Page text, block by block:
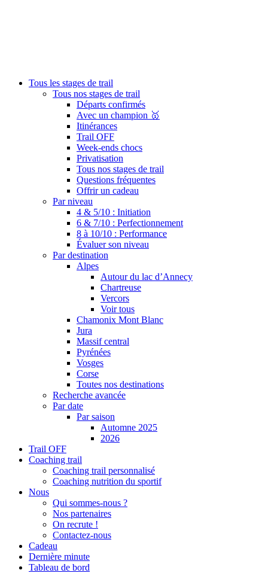
Tous les stages de trail
Tous nos stages de trail
Départs confirmés
Avec un champion 🥇
Itinérances
Trail OFF
Week-ends chocs
Privatisation
Tous nos stages de trail
Questions fréquentes
Offrir un cadeau
Par niveau
4 & 5/10 : Initiation
6 & 7/10 : Perfectionnement
8 à 10/10 : Performance
Évaluer son niveau
Par destination
Alpes
Autour du lac d’Annecy
Chartreuse
Vercors
Voir tous
Chamonix Mont Blanc
Jura
Massif central
Pyrénées
Vosges
Corse
Toutes nos destinations
Recherche avancée
Par date
Par saison
Automne 2025
2026
Trail OFF
Coaching trail
Coaching trail personnalisé
Coaching nutrition du sportif
Nous
Qui sommes-nous ?
Nos partenaires
On recrute !
Contactez-nous
Cadeau
Dernière minute
Tableau de bord